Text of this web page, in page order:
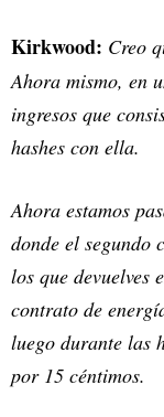
Kirkwood: Creo
Ahora mismo, en
ingresos que
hashes con ella.
Ahora estamos
donde el segundo
los que devuelves
contrato de
luego durante las
por 15 céntimos.